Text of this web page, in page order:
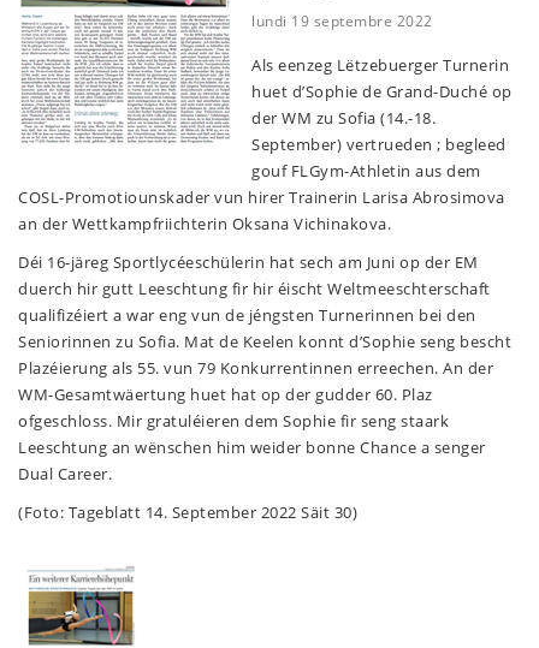
lundi 19 septembre 2022
Als eenzeg Lëtzebuerger Turnerin
huet d’Sophie de Grand-Duché op
der WM zu Sofia (14.-18.
September) vertrueden ; begleed
gouf FLGym-Athletin aus dem
COSL-Promotiounskader vun hirer Trainerin Larisa Abrosimova
an der Wettkampfriichterin Oksana Vichinakova.
Déi 16-järeg Sportlycéeschülerin hat sech am Juni op der EM
duerch hir gutt Leeschtung fir hir éischt Weltmeeschterschaft
qualifizéiert a war eng vun de jéngsten Turnerinnen bei den
Seniorinnen zu Sofia. Mat de Keelen konnt d’Sophie seng bescht
Plazéierung als 55. vun 79 Konkurrentinnen erreechen. An der
WM-Gesamtwäertung huet hat op der gudder 60. Plaz
ofgeschloss. Mir gratuléieren dem Sophie fir seng staark
Leeschtung an wënschen him weider bonne Chance a senger
Dual Career.
(Foto: Tageblatt 14. September 2022 Säit 30)